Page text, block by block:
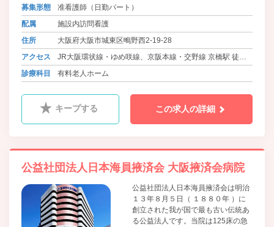
の対応能力の向上など、多様化する
高齢者ニーズに応え、さらなる飛躍
募集形態
准看護師（日勤パート）
配属
施設内訪問看護
住所
大阪府大阪市城東区鴫野西2-19-28
アクセス
JR大阪環状線・ゆめ咲線、京阪本線・交野線 京橋駅 徒歩6
分
診療科目 有料老人ホーム
キープする この求人の詳細
公益社団法人日本海員掖済会 大阪掖済会病院
公益社団法人日本海員掖済会は明治
１３年８月５日（ １８８０年 ）に
創立された我が国で最も古い伝統あ
る公益法人です。当院は125床の急